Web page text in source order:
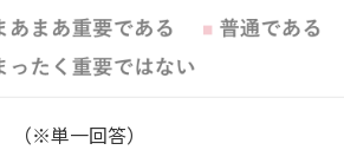
（※単一回答）